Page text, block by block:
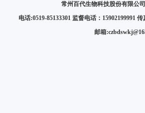
常州百代生物科技股份有限公
电话:0519-85133301 监督电话：15902199991
邮箱